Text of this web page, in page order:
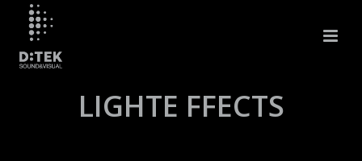
LIGHTE FFECTS